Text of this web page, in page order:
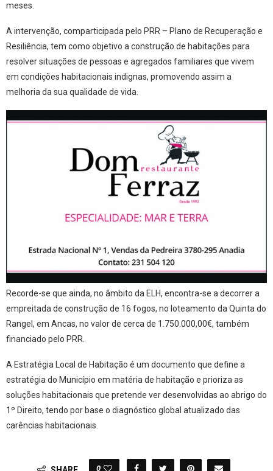
meses.
A intervenção, comparticipada pelo PRR – Plano de Recuperação e
Resiliência, tem como objetivo a construção de habitações para
resolver situações de pessoas e agregados familiares que vivem
em condições habitacionais indignas, promovendo assim a
melhoria da sua qualidade de vida.
Recorde-se que ainda, no âmbito da ELH, encontra-se a decorrer a
empreitada de construção de 16 fogos, no loteamento da Quinta do
Rangel, em Ancas, no valor de cerca de 1.750.000,00€, também
financiado pelo PRR.
A Estratégia Local de Habitação é um documento que define a
estratégia do Município em matéria de habitação e prioriza as
soluções habitacionais que pretende ver desenvolvidas ao abrigo do
1º Direito, tendo por base o diagnóstico global atualizado das
carências habitacionais.
0